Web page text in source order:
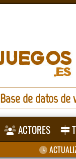
Base de datos de
ACTORES